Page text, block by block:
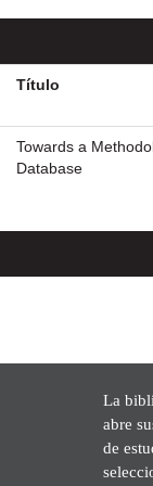
Título
Towards a
Database
La
abre
de